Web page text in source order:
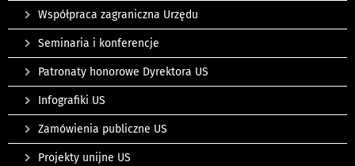
Współpraca zagraniczna Urzędu
Seminaria i konferencje
Patronaty honorowe Dyrektora US
Infografiki US
Zamówienia publiczne US
Projekty unijne US